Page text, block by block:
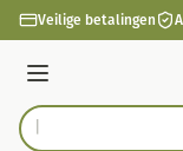
Ga naar de inhoud
Veilige betalingen
Menu
Product, merk,